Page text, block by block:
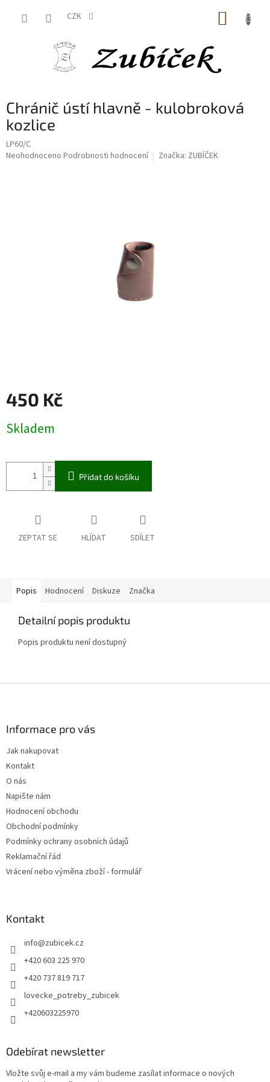
CZK
Chránič ústí hlavně - kulobroková
kozlice
LP60/C
Průměrné
Neohodnoceno Podrobnosti hodnocení Značka: ZUBÍČEK
450 Kč
cena:
Skladem
Přidat do košíku
ZEPTAT SE HLÍDAT SDÍLET
Popis Hodnocení Diskuze Značka
Detailní popis produktu
Popis produktu není dostupný
Informace pro vás
Jak nakupovat
Kontakt
O nás
Napište nám
Hodnocení obchodu
Obchodní podmínky
Podmínky ochrany osobních údajů
Reklamační řád
Vrácení nebo výměna zboží - formulář
Kontakt
info@zubicek.cz
+420 603 225 970
+420 737 819 717
lovecke_potreby_zubicek
+420603225970
Odebírat newsletter
Vložte svůj e-mail a my vám budeme zasílat informace o nových